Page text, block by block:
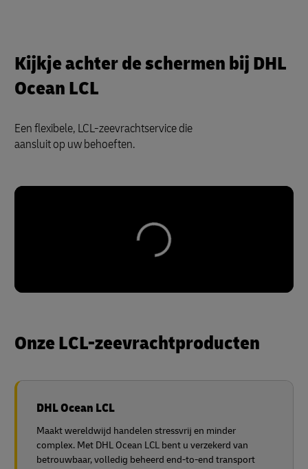
Kijkje achter de schermen bij DHL
Ocean LCL
Een flexibele, LCL-zeevrachtservice die
aansluit op uw behoeften.
Onze LCL-zeevrachtproducten
DHL Ocean LCL
Maakt wereldwijd handelen stressvrij en minder
complex. Met DHL Ocean LCL bent u verzekerd van
betrouwbaar, volledig beheerd end-to-end transport